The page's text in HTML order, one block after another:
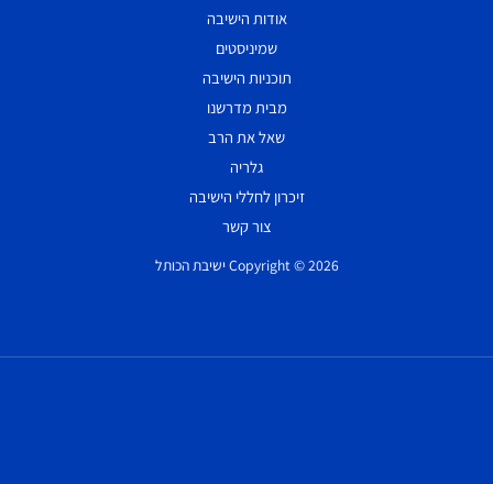
אודות הישיבה
שמיניסטים
תוכניות הישיבה
מבית מדרשנו
שאל את הרב
גלריה
זיכרון לחללי הישיבה
צור קשר
Copyright © 2026 ישיבת הכותל